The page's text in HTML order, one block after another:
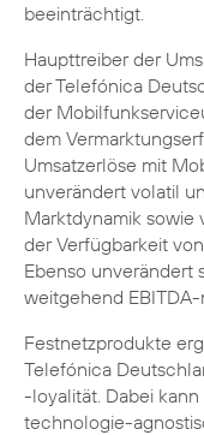
beeinträchtigt.
Haupttreiber der
der Telefónica
der
dem
Umsatzerlöse mit
unverändert volatil
Marktdynamik
der Verfügbarkeit
Ebenso unverändert
weitgehend
Festnetzprodukte
Telefónica
-loyalität. Dabei
technologie-